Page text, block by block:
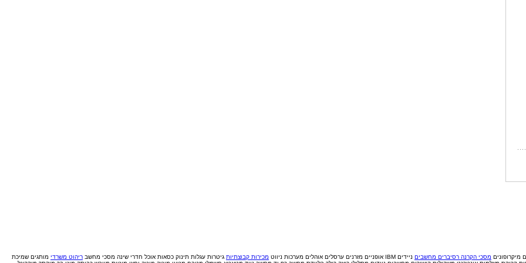
מיקרופונים מסכי הקרנה רסיברים מחשבים ניידים IBM אופניים מזרנים ערסלים אוהלים מערכות ניווט מכירות קבוצתיות גיטרות עגלות תינוק כסאות אוכל חדרי שינה מסכי מחשב ריהוט משרדי מותגים שמיכת